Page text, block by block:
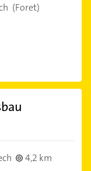
(Foret)
4,2 km